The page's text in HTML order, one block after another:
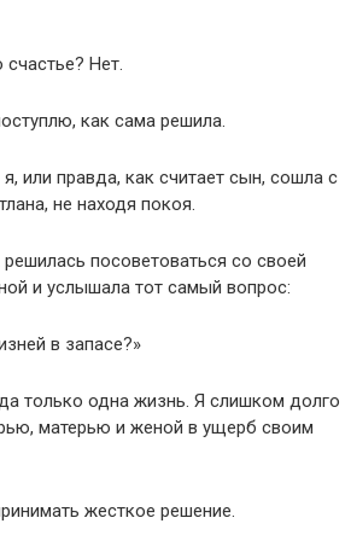
Нет.
как сама решила.
или правда, как считает сын, сошла с
не находя покоя.
посоветоваться со своей
и услышала тот самый вопрос:
в запасе?»
только одна жизнь. Я слишком долго
матерью и женой в ущерб своим
жесткое решение.